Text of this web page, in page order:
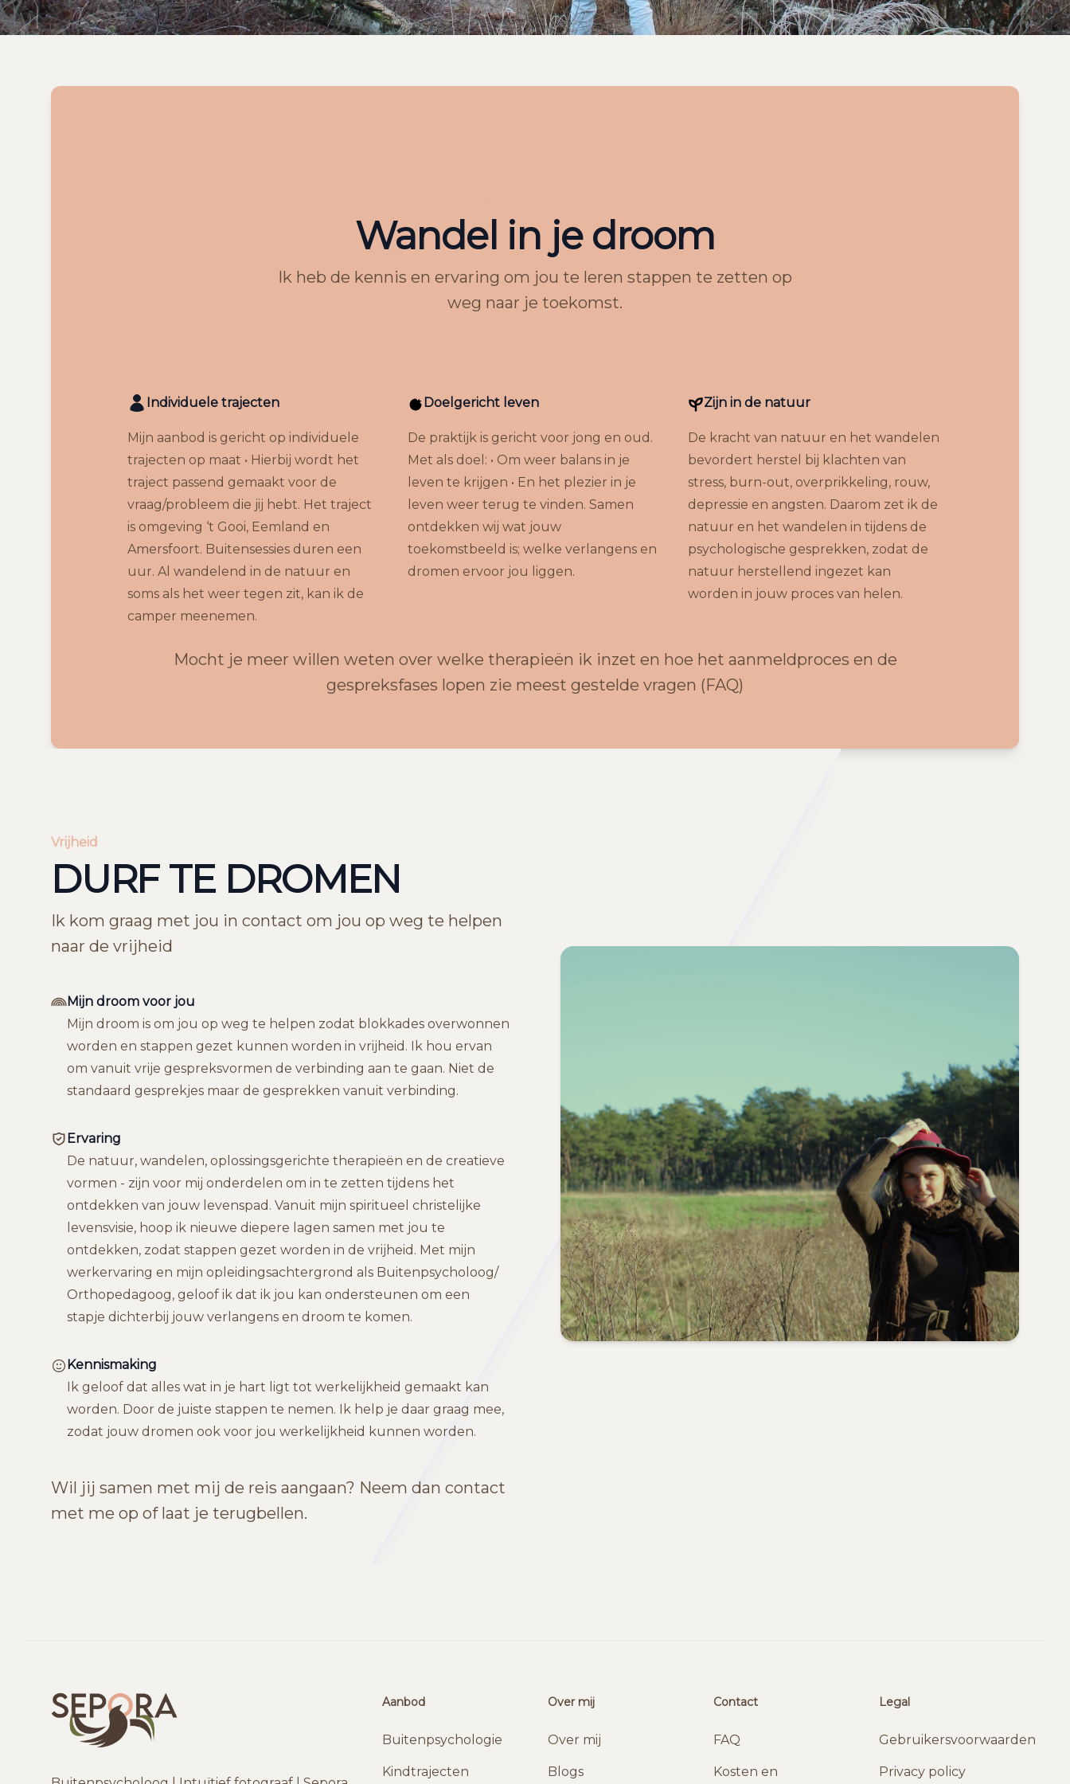
Wandel in je droom
Ik heb de kennis en ervaring om jou te leren stappen te zetten op
weg naar je toekomst.
Individuele trajecten
Mijn aanbod is gericht op individuele
trajecten op maat • Hierbij wordt het
traject passend gemaakt voor de
vraag/probleem die jij hebt. Het traject
is omgeving ‘t Gooi, Eemland en
Amersfoort. Buitensessies duren een
uur. Al wandelend in de natuur en
soms als het weer tegen zit, kan ik de
camper meenemen.
Doelgericht leven
De praktijk is gericht voor jong en oud.
Met als doel: • Om weer balans in je
leven te krijgen • En het plezier in je
leven weer terug te vinden. Samen
ontdekken wij wat jouw
toekomstbeeld is; welke verlangens en
dromen ervoor jou liggen.
Zijn in de natuur
De kracht van natuur en het wandelen
bevordert herstel bij klachten van
stress, burn-out, overprikkeling, rouw,
depressie en angsten. Daarom zet ik de
natuur en het wandelen in tijdens de
psychologische gesprekken, zodat de
natuur herstellend ingezet kan
worden in jouw proces van helen.
Mocht je meer willen weten over welke therapieën ik inzet en hoe het aanmeldproces en de
gespreksfases lopen zie meest gestelde vragen (FAQ)
Vrijheid
DURF TE DROMEN
Ik kom graag met jou in contact om jou op weg te helpen
naar de vrijheid
Mijn droom voor jou
Mijn droom is om jou op weg te helpen zodat blokkades overwonnen
worden en stappen gezet kunnen worden in vrijheid. Ik hou ervan
om vanuit vrije gespreksvormen de verbinding aan te gaan. Niet de
standaard gesprekjes maar de gesprekken vanuit verbinding.
Ervaring
De natuur, wandelen, oplossingsgerichte therapieën en de creatieve
vormen - zijn voor mij onderdelen om in te zetten tijdens het
ontdekken van jouw levenspad. Vanuit mijn spiritueel christelijke
levensvisie, hoop ik nieuwe diepere lagen samen met jou te
ontdekken, zodat stappen gezet worden in de vrijheid. Met mijn
werkervaring en mijn opleidingsachtergrond als Buitenpsycholoog/
Orthopedagoog, geloof ik dat ik jou kan ondersteunen om een
stapje dichterbij jouw verlangens en droom te komen.
Kennismaking
Ik geloof dat alles wat in je hart ligt tot werkelijkheid gemaakt kan
worden. Door de juiste stappen te nemen. Ik help je daar graag mee,
zodat jouw dromen ook voor jou werkelijkheid kunnen worden.
Wil jij samen met mij de reis aangaan? Neem dan contact
met me op of laat je terugbellen.
Aanbod
Buitenpsychologie
Kindtrajecten
Over mij
Over mij
Blogs
Contact
FAQ
Kosten en
Legal
Gebruikersvoorwaarden
Privacy policy